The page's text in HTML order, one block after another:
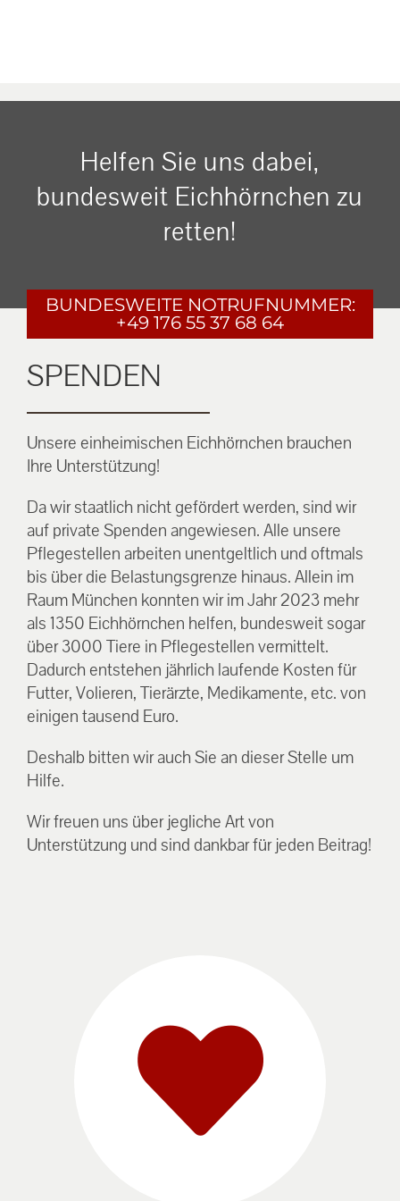
Helfen Sie uns dabei,
bundesweit Eichhörnchen zu
retten!
BUNDESWEITE NOTRUFNUMMER:
+49 176 55 37 68 64
SPENDEN
Unsere einheimischen Eichhörnchen brauchen
Ihre Unterstützung!
Da wir staatlich nicht gefördert werden, sind wir
auf private Spenden angewiesen. Alle unsere
Pflegestellen arbeiten unentgeltlich und oftmals
bis über die Belastungsgrenze hinaus. Allein im
Raum München konnten wir im Jahr 2023 mehr
als 1350 Eichhörnchen helfen, bundesweit sogar
über 3000 Tiere in Pflegestellen vermittelt.
Dadurch entstehen jährlich laufende Kosten für
Futter, Volieren, Tierärzte, Medikamente, etc. von
einigen tausend Euro.
Deshalb bitten wir auch Sie an dieser Stelle um
Hilfe.
Wir freuen uns über jegliche Art von
Unterstützung und sind dankbar für jeden Beitrag!